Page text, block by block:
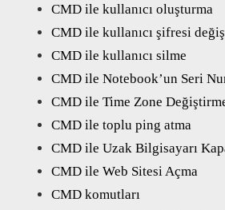
CMD ile kullanıcı oluşturma
CMD ile kullanıcı şifresi
CMD ile kullanıcı silme
CMD ile Notebook’un Seri
CMD ile Time Zone
CMD ile toplu ping atma
CMD ile Uzak Bilgisayarı
CMD ile Web Sitesi Açma
CMD komutları